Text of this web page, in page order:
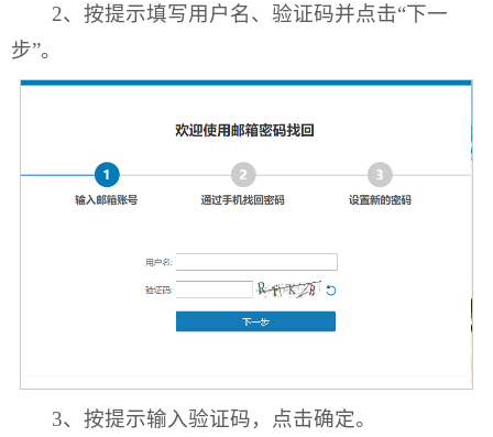
2、按提示填写用户名、验证码并点击“下一
步”。
3、按提示输入验证码，点击确定。